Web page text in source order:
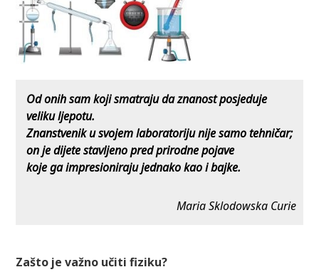
Od onih sam koji smatraju da znanost posjeduje
veliku ljepotu.
Znanstvenik u svojem laboratoriju nije samo tehničar;
on je dijete stavljeno pred prirodne pojave
koje ga impresioniraju jednako kao i bajke.
Maria Sklodowska Curie
Zašto je važno učiti fiziku?